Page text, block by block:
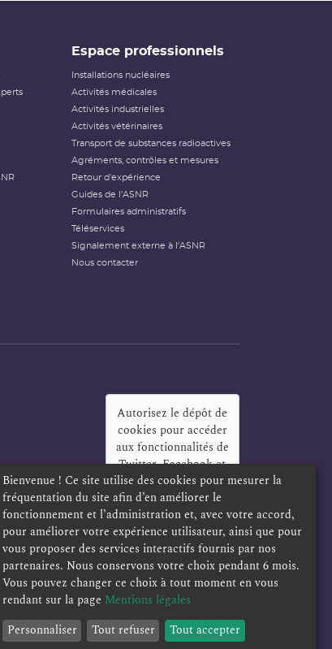
Espace professionnels
Installations nucléaires
Activités médicales
Activités industrielles
Activités vétérinaires
Transport de substances radioactives
Agréments, contrôles et mesures
Retour d'expérience
Guides de l'ASNR
Formulaires administratifs
Téléservices
Signalement externe à l'ASNR
Nous contacter
Autorisez le dépôt de
cookies pour accéder
aux fonctionnalités de
Twitter, Facebook et
LinkedIn?
Oui
Toujours
POLITIQUE DE CONFIDENTIALITÉ
Bienvenue ! Ce site utilise des cookies pour mesurer la
fréquentation du site afin d’en améliorer le
fonctionnement et l’administration et, avec votre accord,
pour améliorer votre expérience utilisateur, ainsi que pour
vous proposer des services interactifs fournis par nos
partenaires. Nous conservons votre choix pendant 6 mois.
Vous pouvez changer ce choix à tout moment en vous
rendant sur la page Mentions légales
Personnaliser
Tout refuser Tout accepter